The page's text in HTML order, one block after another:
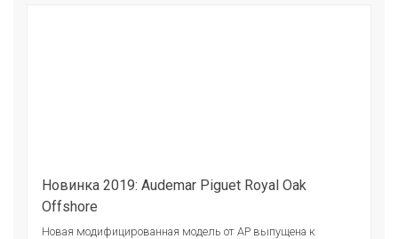
Новинка 2019: Audemar Piguet Royal Oak
Offshore
Новая модифицированная модель от АР выпущена к